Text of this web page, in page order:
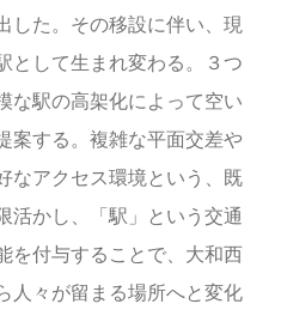
した。その移設に伴い、現
として生まれ変わる。３つ
な駅の高架化によって空い
案する。複雑な平面交差や
なアクセス環境という、既
活かし、「駅」という交通
を付与することで、大和西
人々が留まる場所へと変化